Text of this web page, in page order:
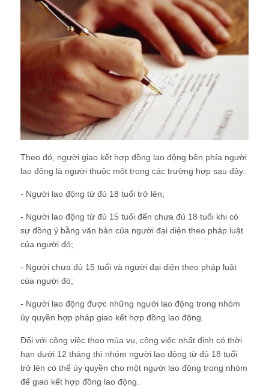
Theo đó, người giao kết hợp đồng lao động bên phía người
lao động là người thuộc một trong các trường hợp sau đây:
- Người lao động từ đủ 18 tuổi trở lên;
- Người lao động từ đủ 15 tuổi đến chưa đủ 18 tuổi khi có
sự đồng ý bằng văn bản của người đại diện theo pháp luật
của người đó;
- Người chưa đủ 15 tuổi và người đại diện theo pháp luật
của người đó;
- Người lao động được những người lao động trong nhóm
ủy quyền hợp pháp giao kết hợp đồng lao động.
Đối với công việc theo mùa vụ, công việc nhất định có thời
hạn dưới 12 tháng thì nhóm người lao động từ đủ 18 tuổi
trở lên có thể ủy quyền cho một người lao động trong nhóm
để giao kết hợp đồng lao động.